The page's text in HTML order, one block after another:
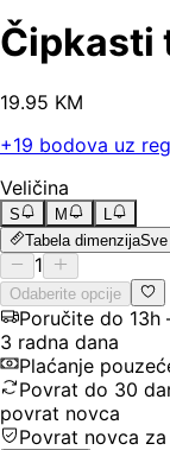
Čipkasti
19.95 KM
+19 bodova uz
Veličina
S M
L
Tabela dimenzija
1
Odaberite opcije
Poručite do
3 radna dana
Plaćanje
Povrat do 30
povrat novca
Povrat novca